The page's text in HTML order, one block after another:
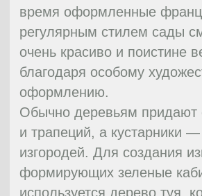
самобытность и кажущуюся простоту.
Стиль модерн чаще всего использует
мягкие «природные» цвета, близкие к
натуральным: белый, бежевый,
оливковый, голубой, коричневый,
дымчатый и т.д.
Более подробно Вы можете прочитать в
статье об оформлении сада встиле
06
Средиземноморский сад